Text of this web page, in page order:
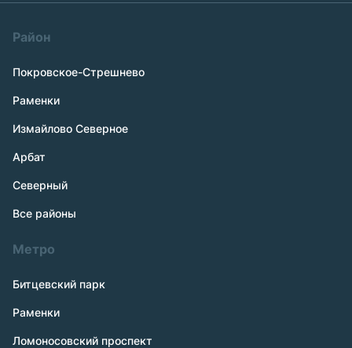
Район
Покровское-Стрешнево
Раменки
Измайлово Северное
Арбат
Северный
Все районы
Метро
Битцевский парк
Раменки
Ломоносовский проспект